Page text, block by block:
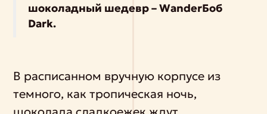
шоколадный шедевр – WanderБоб
Dark.
В расписанном вручную корпусе из
темного, как тропическая ночь,